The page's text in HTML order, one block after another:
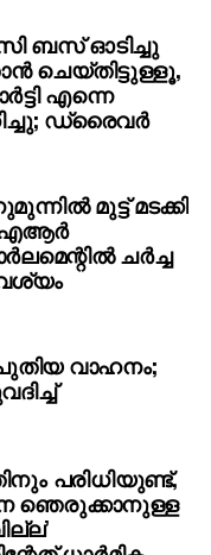
റിതേഷ്
ചിത്രത്തിന്റെ
എന്നിവരാണ്
ഒബ്റോയ്, ഹെഡ്
എന്നിവരും
വര്‍ഷത്തെ
പുരസ്‌കാരം
സൂരജ് ഇഎസ്
ആര്യ,
പിക്ചേഴ്സ്,
നിതീഷ്
ബസ് ഓടിച്ചു
ചെയ്തിട്ടുള്ളൂ,
എന്നെ
ഡ്രൈവര്‍
മുട്ട് മടക്കി
ചർച്ച
വാഹനം;
പരിധിയുണ്ട്,
ഞെരുക്കാനുള്ള